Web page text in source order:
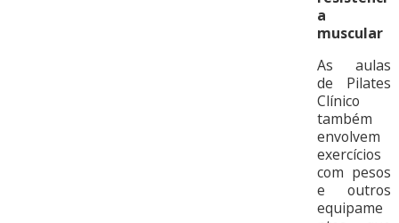
a
muscular
As aulas
de Pilates
Clínico
também
envolvem
exercícios
com pesos
e outros
equipame